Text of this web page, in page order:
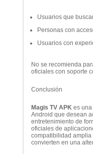
Usuarios que
Personas con
Usuarios con
No se recomienda
oficiales con soporte
Conclusión
Magis TV APK es
Android que desean
entretenimiento de
oficiales de
compatibilidad
convierten en una